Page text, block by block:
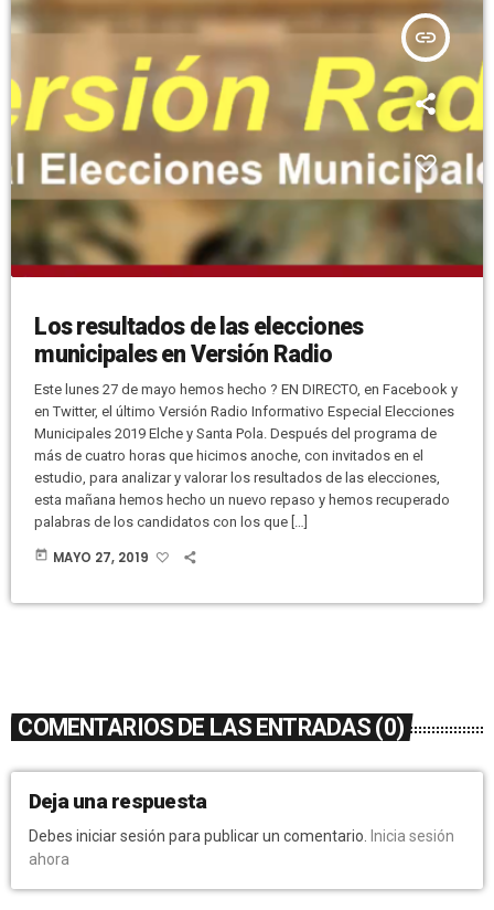
insert_link
Los resultados de las elecciones
municipales en Versión Radio
Este lunes 27 de mayo hemos hecho ? EN DIRECTO, en Facebook y
en Twitter, el último Versión Radio Informativo Especial Elecciones
Municipales 2019 Elche y Santa Pola. Después del programa de
más de cuatro horas que hicimos anoche, con invitados en el
estudio, para analizar y valorar los resultados de las elecciones,
esta mañana hemos hecho un nuevo repaso y hemos recuperado
palabras de los candidatos con los que […]
today MAYO 27, 2019
COMENTARIOS DE LAS ENTRADAS (0)
Deja una respuesta
Debes iniciar sesión para publicar un comentario.
Inicia sesión
ahora